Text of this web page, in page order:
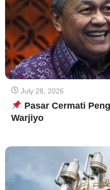
July 28, 2026
Pasar Cermati
Warjiyo